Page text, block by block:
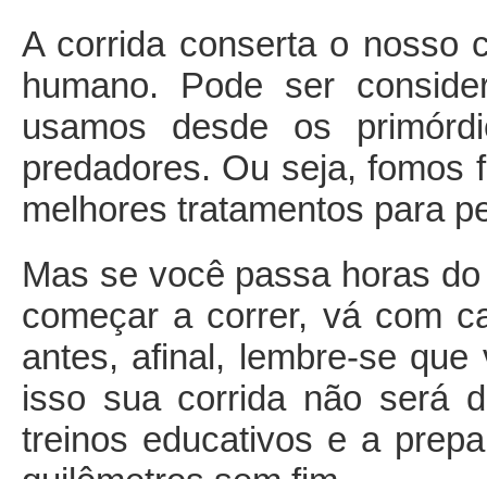
A corrida conserta o nosso
humano. Pode ser
usamos desde os
predadores. Ou seja, fomos
melhores tratamentos para
Mas se você passa horas
começar a correr, vá com
antes, afinal, lembre-se
isso sua corrida não será
treinos educativos e a